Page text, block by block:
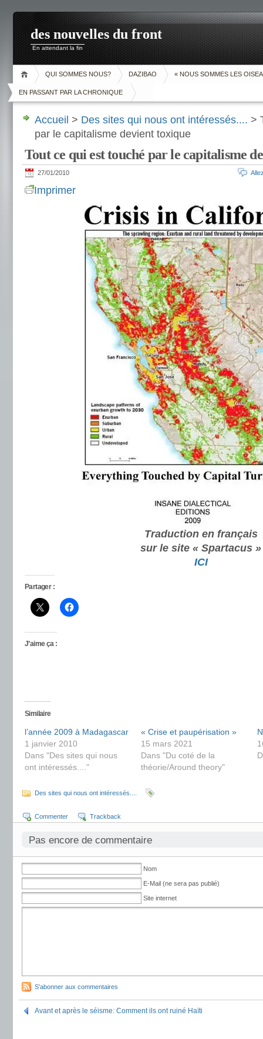
des nouvelles du front
En attendant la fin
QUI SOMMES NOUS? DAZIBAO « NOUS SOMMES LES
EN PASSANT PAR LA CHRONIQUE
Accueil > Des sites qui nous ont intéressés.... >
par le capitalisme devient toxique
Tout ce qui est touché par le capitalisme
27/01/2010
Imprimer
Traduction en français
sur le site « Spartacus »
ICI
Partager :
J’aime ça :
Similaire
l’année 2009 à Madagascar
1 janvier 2010
Dans "Des sites qui nous
ont intéressés...."
« Crise et paupérisation »
15 mars 2021
Dans "Du coté de la
théorie/Around theory"
Des sites qui nous ont intéressés....
Commenter Trackback
Pas encore de commentaire
Nom
E-Mail (ne sera pas publié)
Site internet
S'abonner aux commentaires
Avant et après le séisme: Comment ils ont ruiné Haïti